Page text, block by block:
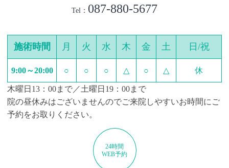
Tel： 087-880-5677
施術時間 月 火 水 木 金 土 日/祝
9:00～20:00 ○ ○ ○ △ ○ △ 休
木曜日13：00まで／土曜日19：00まで
院の昼休みはございませんのでご来院しやすいお時間にご
予約をお取りください。
24時間
WEB予約